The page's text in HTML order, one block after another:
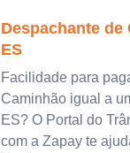
Despachante de
ES
Facilidade para
Caminhão igual a
ES? O Portal do
com a Zapay te